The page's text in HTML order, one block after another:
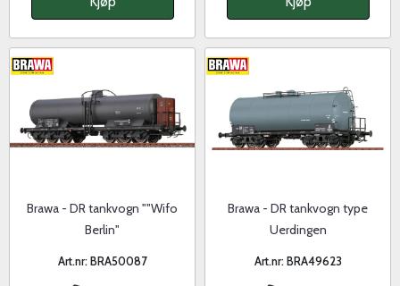
Brawa - DR tankvogn ""Wifo
Berlin"
Art.nr: BRA50087
Brawa - DR tankvogn type
Uerdingen
Art.nr: BRA49623